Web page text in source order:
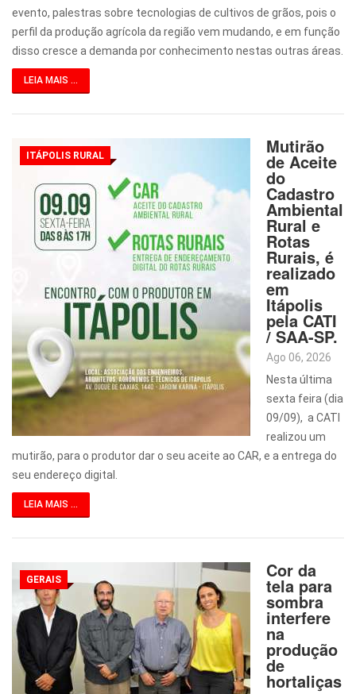
evento, palestras sobre tecnologias de cultivos de grãos, pois o
perfil da produção agrícola da região vem mudando, e em função
disso cresce a demanda por conhecimento nestas outras áreas.
LEIA MAIS ...
ITÁPOLIS RURAL Mutirão
de Aceite
do
Cadastro
Ambiental
Rural e
Rotas
Rurais, é
realizado
em
Itápolis
pela CATI
/ SAA-SP.
Ago 06, 2026
Nesta última
sexta feira (dia
09/09), a CATI
realizou um
mutirão, para o produtor dar o seu aceite ao CAR, e a entrega do
seu endereço digital.
LEIA MAIS ...
GERAIS Cor da
tela para
sombra
interfere
na
produção
de
hortaliças